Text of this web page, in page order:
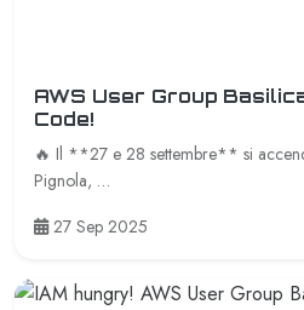
AWS User Group
Code!
🔥 Il **27 e 28 settembre** si
Pignola, …
27 Sep 2025